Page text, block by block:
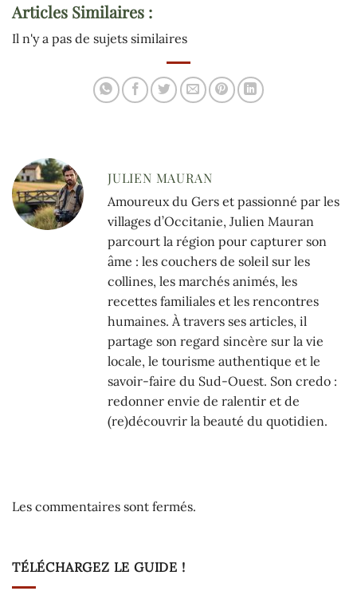
Articles Similaires :
Il n'y a pas de sujets similaires
JULIEN MAURAN
Amoureux du Gers et passionné par les
villages d’Occitanie, Julien Mauran
parcourt la région pour capturer son
âme : les couchers de soleil sur les
collines, les marchés animés, les
recettes familiales et les rencontres
humaines. À travers ses articles, il
partage son regard sincère sur la vie
locale, le tourisme authentique et le
savoir-faire du Sud-Ouest. Son credo :
redonner envie de ralentir et de
(re)découvrir la beauté du quotidien.
Les commentaires sont fermés.
TÉLÉCHARGEZ LE GUIDE !